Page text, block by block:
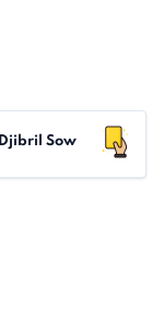
Djibril Sow